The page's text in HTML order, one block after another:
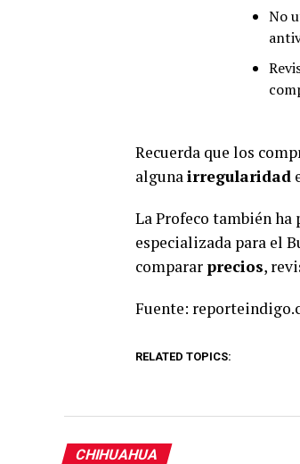
No
Recuerda que los
algunairregularidad
La Profeco también
especializada para el
comparar precios,
Fuente:
RELATED TOPICS:
CHIHUAHUA